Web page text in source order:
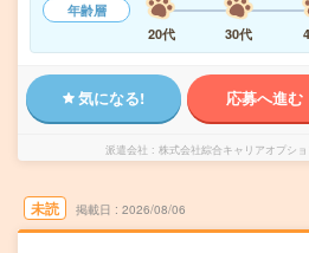
年齢層
20代
30代
気になる! 応募へ進む
派遣会社 株式会社綜合キャリアオプシ
未読 掲載日 2026/08/06